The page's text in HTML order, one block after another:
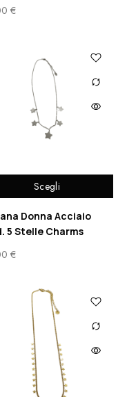
€
Scegli
Donna Acciaio
5 Stelle Charms
€